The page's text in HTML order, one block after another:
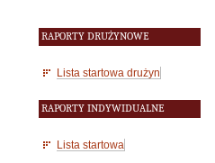
RAPORTY DRUŻYNOWE
Lista startowa drużyn
RAPORTY INDYWIDUALNE
Lista startowa